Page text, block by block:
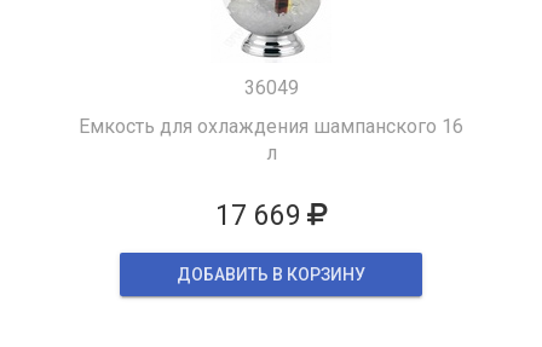
36049
Емкость для охлаждения шампанского 16
л
17 669
ДОБАВИТЬ В КОРЗИНУ